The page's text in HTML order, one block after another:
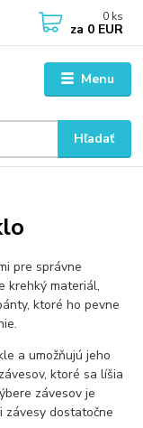
Menu
Hľadať
0 ks
za 0 EUR
pre správne
krehký materiál,
ktoré ho pevne
a umožňujú jeho
ktoré sa líšia
závesov je
dostatočne